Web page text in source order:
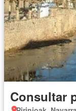
Consultar